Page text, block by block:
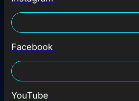
Facebook
YouTube